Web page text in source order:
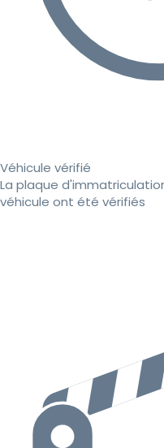
Véhicule vérifié
La plaque
véhicule ont été vérifiés